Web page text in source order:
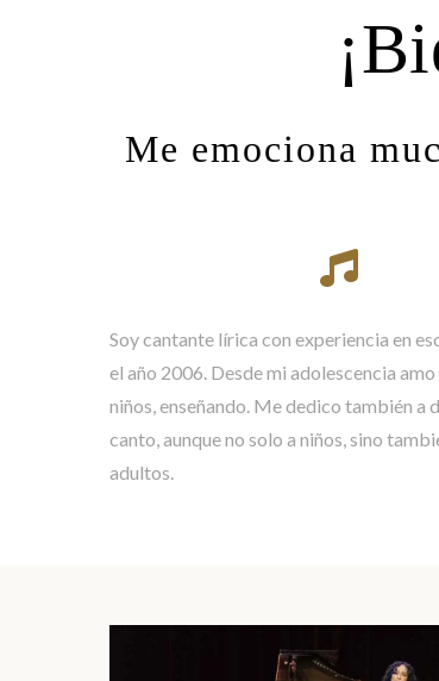
Me emociona
Soy cantante lírica con experiencia en
el año 2006. Desde mi adolescencia
niños, enseñando. Me dedico también a
canto, aunque no solo a niños, sino
adultos.